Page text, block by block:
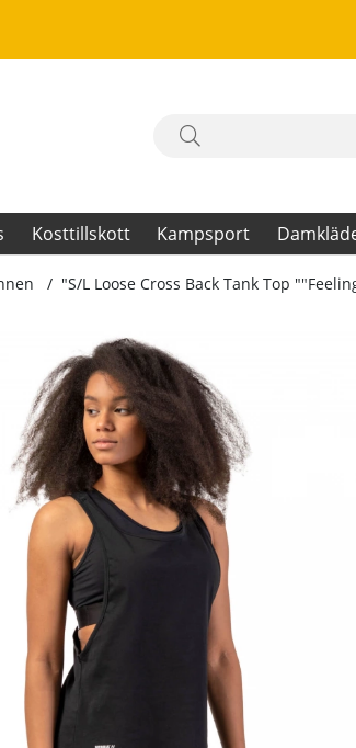
Kosttillskott Kampsport
"S/L Loose Cross Back Tank Top
Top ""Feeling Good"", black"